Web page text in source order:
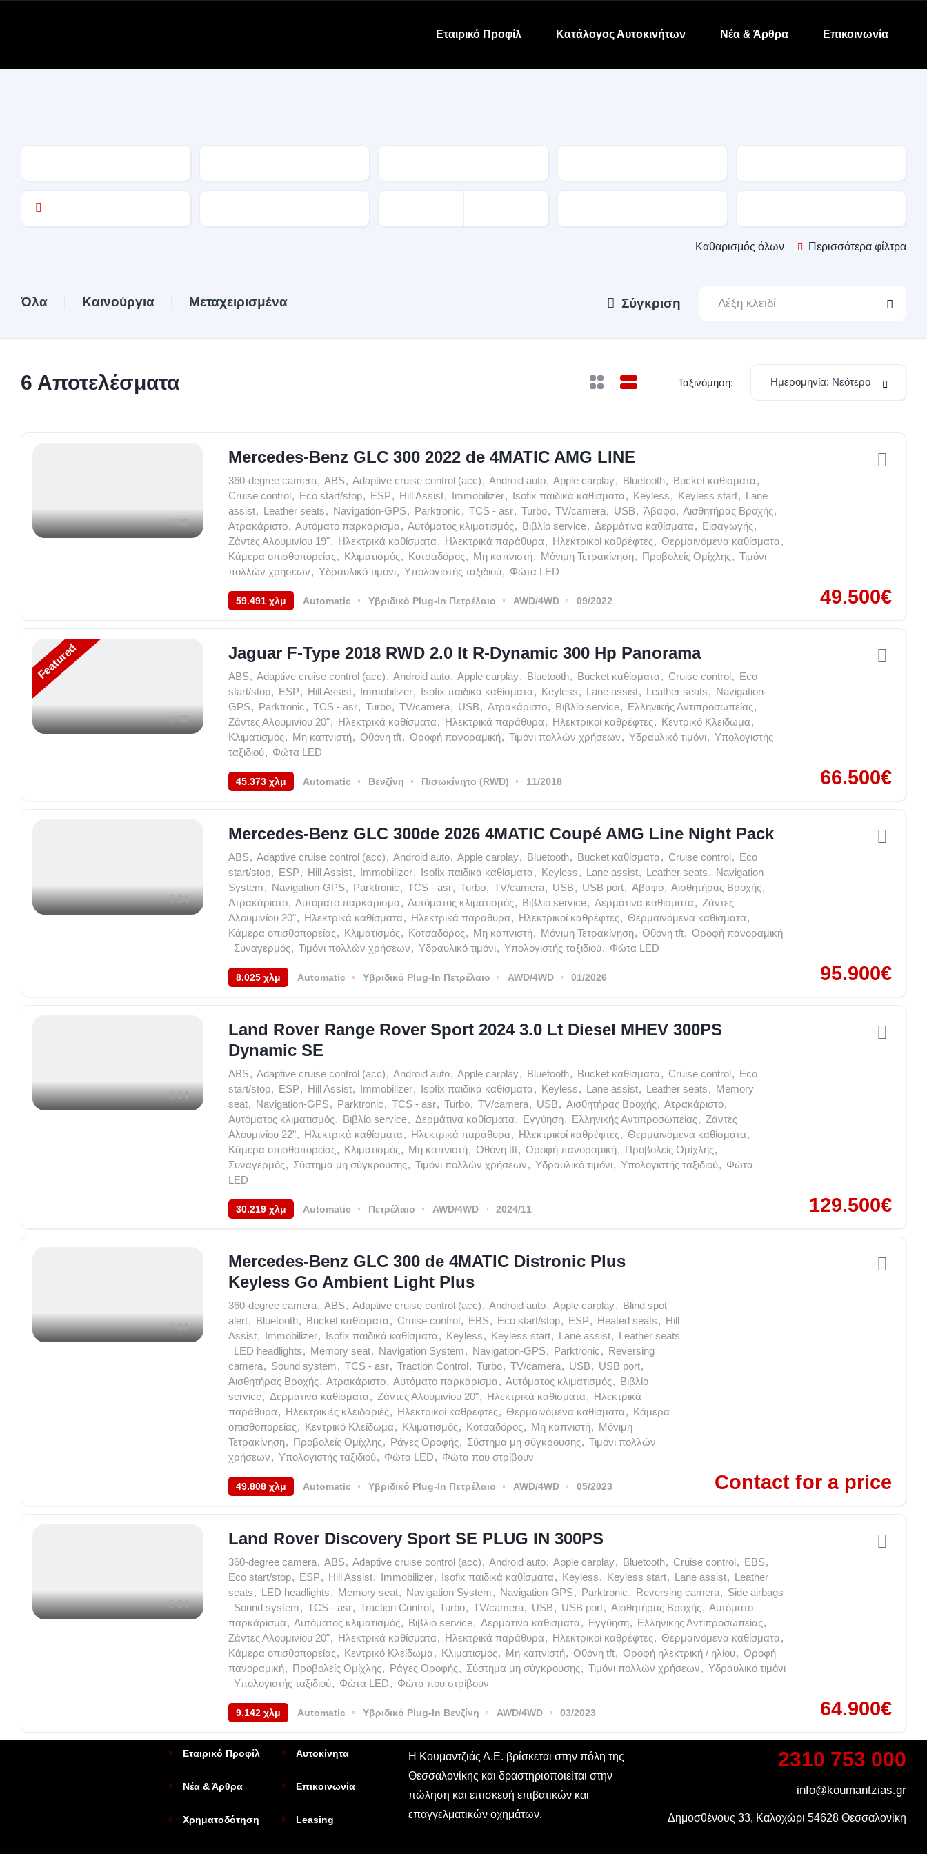
Εταιρικό Προφίλ Κατάλογος Αυτοκινήτων Νέα & Άρθρα Επικοινωνία
Καθαρισμός όλων Περισσότερα φίλτρα
Όλα Καινούργια Μεταχειρισμένα Σύγκριση
6 Αποτελέσματα Ταξινόμηση: Ημερομηνία: Νεότερο
33
Mercedes-Benz GLC 300 2022 de 4MATIC AMG LINE
360-degree camera, ABS, Adaptive cruise control (acc), Android auto, Apple carplay, Bluetooth, Bucket καθίσματα,
Cruise control, Eco start/stop, ESP, Hill Assist, Immobilizer, Isofix παιδικά καθίσματα, Keyless, Keyless start, Lane
assist, Leather seats, Navigation-GPS, Parktronic, TCS - asr, Turbo, TV/camera, USB, Άβαφο, Αισθητήρας Βροχής,
Ατρακάριστο, Αυτόματο παρκάρισμα, Αυτόματος κλιματισμός, Βιβλίο service, Δερμάτινα καθίσματα, Εισαγωγής,
Ζάντες Αλουμινίου 19", Ηλεκτρικά καθίσματα, Ηλεκτρικά παράθυρα, Ηλεκτρικοί καθρέφτες, Θερμαινόμενα καθίσματα,
Κάμερα οπισθοπορείας, Κλιματισμός, Κοτσαδόρος, Μη καπνιστή, Μόνιμη Τετρακίνηση, Προβολείς Ομίχλης, Τιμόνι
πολλών χρήσεων, Υδραυλικό τιμόνι, Υπολογιστής ταξιδιού, Φώτα LED
59.491 χλμ Automatic Υβριδικό Plug-In Πετρέλαιο AWD/4WD 09/2022 49.500€
Featured
32
Jaguar F-Type 2018 RWD 2.0 lt R-Dynamic 300 Hp Panorama
ABS, Adaptive cruise control (acc), Android auto, Apple carplay, Bluetooth, Bucket καθίσματα, Cruise control, Eco
start/stop, ESP, Hill Assist, Immobilizer, Isofix παιδικά καθίσματα, Keyless, Lane assist, Leather seats, Navigation-
GPS, Parktronic, TCS - asr, Turbo, TV/camera, USB, Ατρακάριστο, Βιβλίο service, Ελληνικής Αντιπροσωπείας,
Ζάντες Αλουμινίου 20", Ηλεκτρικά καθίσματα, Ηλεκτρικά παράθυρα, Ηλεκτρικοί καθρέφτες, Κεντρικό Κλείδωμα,
Κλιματισμός, Μη καπνιστή, Οθόνη tft, Οροφή πανοραμική, Τιμόνι πολλών χρήσεων, Υδραυλικό τιμόνι, Υπολογιστής
ταξιδιού, Φώτα LED
45.373 χλμ Automatic Βενζίνη Πισωκίνητο (RWD) 11/2018 66.500€
34
Mercedes-Benz GLC 300de 2026 4MATIC Coupé AMG Line Night Pack
ABS, Adaptive cruise control (acc), Android auto, Apple carplay, Bluetooth, Bucket καθίσματα, Cruise control, Eco
start/stop, ESP, Hill Assist, Immobilizer, Isofix παιδικά καθίσματα, Keyless, Lane assist, Leather seats, Navigation
System, Navigation-GPS, Parktronic, TCS - asr, Turbo, TV/camera, USB, USB port, Άβαφο, Αισθητήρας Βροχής,
Ατρακάριστο, Αυτόματο παρκάρισμα, Αυτόματος κλιματισμός, Βιβλίο service, Δερμάτινα καθίσματα, Ζάντες
Αλουμινίου 20", Ηλεκτρικά καθίσματα, Ηλεκτρικά παράθυρα, Ηλεκτρικοί καθρέφτες, Θερμαινόμενα καθίσματα,
Κάμερα οπισθοπορείας, Κλιματισμός, Κοτσαδόρος, Μη καπνιστή, Μόνιμη Τετρακίνηση, Οθόνη tft, Οροφή πανοραμική
Συναγερμός, Τιμόνι πολλών χρήσεων, Υδραυλικό τιμόνι, Υπολογιστής ταξιδιού, Φώτα LED
8.025 χλμ Automatic Υβριδικό Plug-In Πετρέλαιο AWD/4WD 01/2026 95.900€
34
Land Rover Range Rover Sport 2024 3.0 Lt Diesel MHEV 300PS
Dynamic SE
ABS, Adaptive cruise control (acc), Android auto, Apple carplay, Bluetooth, Bucket καθίσματα, Cruise control, Eco
start/stop, ESP, Hill Assist, Immobilizer, Isofix παιδικά καθίσματα, Keyless, Lane assist, Leather seats, Memory
seat, Navigation-GPS, Parktronic, TCS - asr, Turbo, TV/camera, USB, Αισθητήρας Βροχής, Ατρακάριστο,
Αυτόματος κλιματισμός, Βιβλίο service, Δερμάτινα καθίσματα, Εγγύηση, Ελληνικής Αντιπροσωπείας, Ζάντες
Αλουμινίου 22", Ηλεκτρικά καθίσματα, Ηλεκτρικά παράθυρα, Ηλεκτρικοί καθρέφτες, Θερμαινόμενα καθίσματα,
Κάμερα οπισθοπορείας, Κλιματισμός, Μη καπνιστή, Οθόνη tft, Οροφή πανοραμική, Προβολείς Ομίχλης,
Συναγερμός, Σύστημα μη σύγκρουσης, Τιμόνι πολλών χρήσεων, Υδραυλικό τιμόνι, Υπολογιστής ταξιδιού, Φώτα
LED
30.219 χλμ Automatic Πετρέλαιο AWD/4WD 2024/11 129.500€
34
Mercedes-Benz GLC 300 de 4MATIC Distronic Plus
Keyless Go Ambient Light Plus
360-degree camera, ABS, Adaptive cruise control (acc), Android auto, Apple carplay, Blind spot
alert, Bluetooth, Bucket καθίσματα, Cruise control, EBS, Eco start/stop, ESP, Heated seats, Hill
Assist, Immobilizer, Isofix παιδικά καθίσματα, Keyless, Keyless start, Lane assist, Leather seats
LED headlights, Memory seat, Navigation System, Navigation-GPS, Parktronic, Reversing
camera, Sound system, TCS - asr, Traction Control, Turbo, TV/camera, USB, USB port,
Αισθητήρας Βροχής, Ατρακάριστο, Αυτόματο παρκάρισμα, Αυτόματος κλιματισμός, Βιβλίο
service, Δερμάτινα καθίσματα, Ζάντες Αλουμινίου 20", Ηλεκτρικά καθίσματα, Ηλεκτρικά
παράθυρα, Ηλεκτρικιές κλειδαριές, Ηλεκτρικοί καθρέφτες, Θερμαινόμενα καθίσματα, Κάμερα
οπισθοπορείας, Κεντρικό Κλείδωμα, Κλιματισμός, Κοτσαδόρος, Μη καπνιστή, Μόνιμη
Τετρακίνηση, Προβολείς Ομίχλης, Ράγες Οροφής, Σύστημα μη σύγκρουσης, Τιμόνι πολλών
χρήσεων, Υπολογιστής ταξιδιού, Φώτα LED, Φώτα που στρίβουν
49.808 χλμ Automatic Υβριδικό Plug-In Πετρέλαιο AWD/4WD 05/2023 Contact for a price
34
Land Rover Discovery Sport SE PLUG IN 300PS
360-degree camera, ABS, Adaptive cruise control (acc), Android auto, Apple carplay, Bluetooth, Cruise control, EBS,
Eco start/stop, ESP, Hill Assist, Immobilizer, Isofix παιδικά καθίσματα, Keyless, Keyless start, Lane assist, Leather
seats, LED headlights, Memory seat, Navigation System, Navigation-GPS, Parktronic, Reversing camera, Side airbags
Sound system, TCS - asr, Traction Control, Turbo, TV/camera, USB, USB port, Αισθητήρας Βροχής, Αυτόματο
παρκάρισμα, Αυτόματος κλιματισμός, Βιβλίο service, Δερμάτινα καθίσματα, Εγγύηση, Ελληνικής Αντιπροσωπείας,
Ζάντες Αλουμινίου 20", Ηλεκτρικά καθίσματα, Ηλεκτρικά παράθυρα, Ηλεκτρικοί καθρέφτες, Θερμαινόμενα καθίσματα,
Κάμερα οπισθοπορείας, Κεντρικό Κλείδωμα, Κλιματισμός, Μη καπνιστή, Οθόνη tft, Οροφή ηλεκτρική / ηλίου, Οροφή
πανοραμική, Προβολείς Ομίχλης, Ράγες Οροφής, Σύστημα μη σύγκρουσης, Τιμόνι πολλών χρήσεων, Υδραυλικό τιμόνι
Υπολογιστής ταξιδιού, Φώτα LED, Φώτα που στρίβουν
9.142 χλμ Automatic Υβριδικό Plug-In Βενζίνη AWD/4WD 03/2023 64.900€
Εταιρικό Προφίλ Αυτοκίνητα
Νέα & Άρθρα Επικοινωνία
Χρηματοδότηση Leasing
Η Κουμαντζιάς Α.Ε. βρίσκεται στην πόλη της
Θεσσαλονίκης και δραστηριοποιείται στην
πώληση και επισκευή επιβατικών και
επαγγελματικών οχημάτων.
2310 753 000
info@koumantzias.gr
Δημοσθένους 33, Καλοχώρι 54628 Θεσσαλονίκη